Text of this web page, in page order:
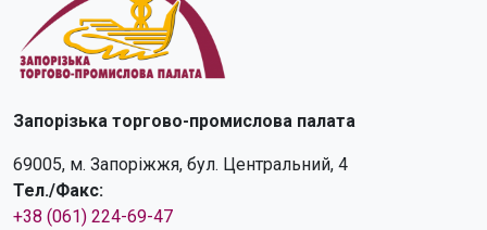
Запорізька торгово-промислова палата
69005, м. Запоріжжя, бул. Центральний, 4
Тел./Факс:
+38 (061) 224-69-47